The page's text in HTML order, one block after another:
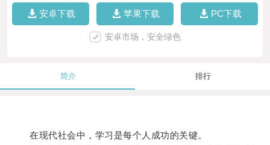
安卓下载 苹果下载 PC下载
安卓市场，安全绿色
简介 排行
在现代社会中，学习是每个人成功的关键。